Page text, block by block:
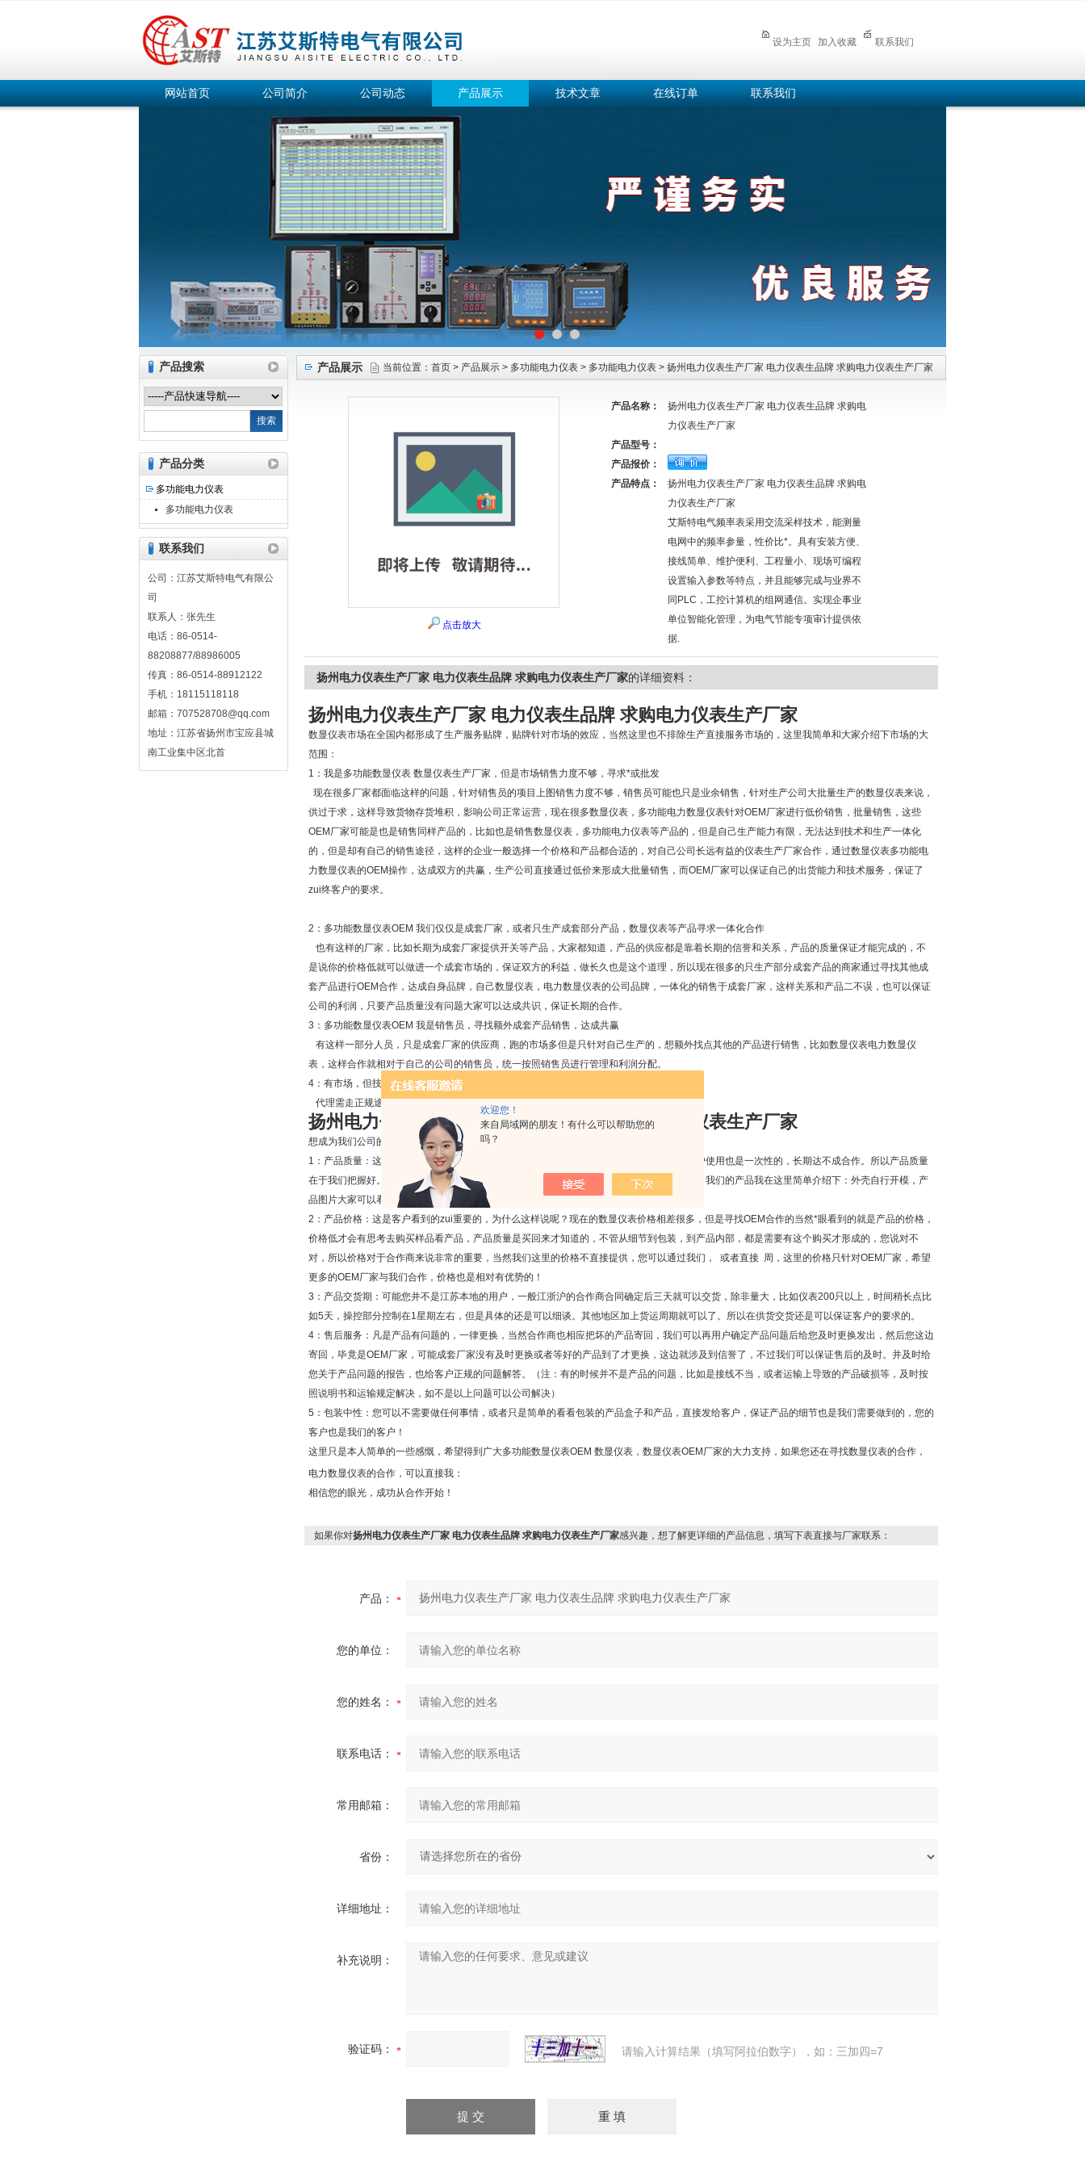
欢迎您！
来自局域网的朋友！有什么可以帮助您的
吗？
江苏艾斯特电气有限公司
设为主页 加入收藏 联系我们
网站首页 公司简介 公司动态 产品展示 技术文章 在线订单 联系我们
产品搜索
产品分类
多功能电力仪表
多功能电力仪表
联系我们
公司：江苏艾斯特电气有限公
司
联系人：张先生
电话：86-0514-
88208877/88986005
传真：86-0514-88912122
手机：18115118118
邮箱：707528708@qq.com
地址：江苏省扬州市宝应县城
南工业集中区北首
产品展示 当前位置： 首页 > 产品展示 > 多功能电力仪表 > 多功能电力仪表 > 扬州电力仪表生产厂家 电力仪表生品牌 求购电力仪表生产厂家
点击放大
产品名称：
扬州电力仪表生产厂家 电力仪表生品牌 求购电
力仪表生产厂家
产品型号：
产品报价：
产品特点：
扬州电力仪表生产厂家 电力仪表生品牌 求购电
力仪表生产厂家
艾斯特电气频率表采用交流采样技术，能测量
电网中的频率参量，性价比*。具有安装方便、
接线简单、维护便利、工程量小、现场可编程
设置输入参数等特点，并且能够完成与业界不
同PLC，工控计算机的组网通信。实现企事业
单位智能化管理，为电气节能专项审计提供依
据.
扬州电力仪表生产厂家 电力仪表生品牌 求购电力仪表生产厂家的详细资料：
扬州电力仪表生产厂家 电力仪表生品牌 求购电力仪表生产厂家
数显仪表市场在全国内都形成了生产服务贴牌，贴牌针对市场的效应，当然这里也不排除生产直接服务市场的，这里我简单和大家介绍下市场的大
范围：
1：我是多功能数显仪表 数显仪表生产厂家，但是市场销售力度不够，寻求*或批发
现在很多厂家都面临这样的问题，针对销售员的项目上图销售力度不够，销售员可能也只是业余销售，针对生产公司大批量生产的数显仪表来说，
供过于求，这样导致货物存货堆积，影响公司正常运营，现在很多数显仪表，多功能电力数显仪表针对OEM厂家进行低价销售，批量销售，这些
OEM厂家可能是也是销售同样产品的，比如也是销售数显仪表，多功能电力仪表等产品的，但是自己生产能力有限，无法达到技术和生产一体化
的，但是却有自己的销售途径，这样的企业一般选择一个价格和产品都合适的，对自己公司长远有益的仪表生产厂家合作，通过数显仪表多功能电
力数显仪表的OEM操作，达成双方的共赢，生产公司直接通过低价来形成大批量销售，而OEM厂家可以保证自己的出货能力和技术服务，保证了
zui终客户的要求。
2：多功能数显仪表OEM 我们仅仅是成套厂家，或者只生产成套部分产品，数显仪表等产品寻求一体化合作
也有这样的厂家，比如长期为成套厂家提供开关等产品，大家都知道，产品的供应都是靠着长期的信誉和关系，产品的质量保证才能完成的，不
是说你的价格低就可以做进一个成套市场的，保证双方的利益，做长久也是这个道理，所以现在很多的只生产部分成套产品的商家通过寻找其他成
套产品进行OEM合作，达成自身品牌，自己数显仪表，电力数显仪表的公司品牌，一体化的销售于成套厂家，这样关系和产品二不误，也可以保证
公司的利润，只要产品质量没有问题大家可以达成共识，保证长期的合作。
3：多功能数显仪表OEM 我是销售员，寻找额外成套产品销售，达成共赢
有这样一部分人员，只是成套厂家的供应商，跑的市场多但是只针对自己生产的，想额外找点其他的产品进行销售，比如数显仪表电力数显仪
表，这样合作就相对于自己的公司的销售员，统一按照销售员进行管理和利润分配。
4：有市场，但技术没有，只能形成数显仪表代理。
代理需走正规途径，把握好产品质量和价格！
扬州电力仪表生产厂家 电力仪表生品牌 求购电力仪表生产厂家
想成为我们公司的OEM合作商或者销售等合作需要注意的：
1：产品质量：这是很多客户*看到的，如果产品质量不好的话，价格再低也没有用，这样客户使用也是一次性的，长期达不成合作。所以产品质量
在于我们把握好。所以选择一个仪表供应商也是非常重要的，产品的质量需要供应商的保证，我们的产品我在这里简单介绍下：外壳自行开模，产
品图片大家可以看到，内部线路板自行设计打样，可以打开线路板看型号。细节处理等等。
2：产品价格：这是客户看到的zui重要的，为什么这样说呢？现在的数显仪表价格相差很多，但是寻找OEM合作的当然*眼看到的就是产品的价格，
价格低才会有思考去购买样品看产品，产品质量是买回来才知道的，不管从细节到包装，到产品内部，都是需要有这个购买才形成的，您说对不
对，所以价格对于合作商来说非常的重要，当然我们这里的价格不直接提供，您可以通过我们， 或者直接 周，这里的价格只针对OEM厂家，希望
更多的OEM厂家与我们合作，价格也是相对有优势的！
3：产品交货期：可能您并不是江苏本地的用户，一般江浙沪的合作商合同确定后三天就可以交货，除非量大，比如仪表200只以上，时间稍长点比
如5天，操控部分控制在1星期左右，但是具体的还是可以细谈。其他地区加上货运周期就可以了。所以在供货交货还是可以保证客户的要求的。
4：售后服务：凡是产品有问题的，一律更换，当然合作商也相应把坏的产品寄回，我们可以再用户确定产品问题后给您及时更换发出，然后您这边
寄回，毕竟是OEM厂家，可能成套厂家没有及时更换或者等好的产品到了才更换，这边就涉及到信誉了，不过我们可以保证售后的及时。并及时给
您关于产品问题的报告，也给客户正规的问题解答。（注：有的时候并不是产品的问题，比如是接线不当，或者运输上导致的产品破损等，及时按
照说明书和运输规定解决，如不是以上问题可以公司解决）
5：包装中性：您可以不需要做任何事情，或者只是简单的看看包装的产品盒子和产品，直接发给客户，保证产品的细节也是我们需要做到的，您的
客户也是我们的客户！
这里只是本人简单的一些感慨，希望得到广大多功能数显仪表OEM 数显仪表，数显仪表OEM厂家的大力支持，如果您还在寻找数显仪表的合作，
电力数显仪表的合作，可以直接我：
相信您的眼光，成功从合作开始！
如果你对扬州电力仪表生产厂家 电力仪表生品牌 求购电力仪表生产厂家感兴趣，想了解更详细的产品信息，填写下表直接与厂家联系：
产品：
您的单位：
您的姓名：
联系电话：
常用邮箱：
省份：
详细地址：
补充说明：
验证码： 请输入计算结果（填写阿拉伯数字），如：三加四=7